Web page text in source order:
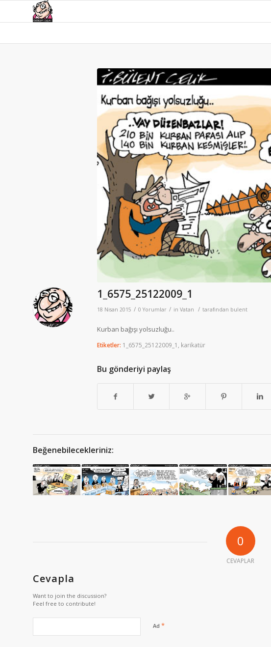
1_6575_25122009_1
18 Nisan 2015 / 0 Yorumlar / in Vatan / tarafından bulent
Kurban bağışı yolsuzluğu..
Etiketler: 1_6575_25122009_1 karikatür
Bu gönderiyi paylaş
Beğenebilecekleriniz:
0
CEVAPLAR
Cevapla
Want to join the discussion?
Feel free to contribute!
Ad *